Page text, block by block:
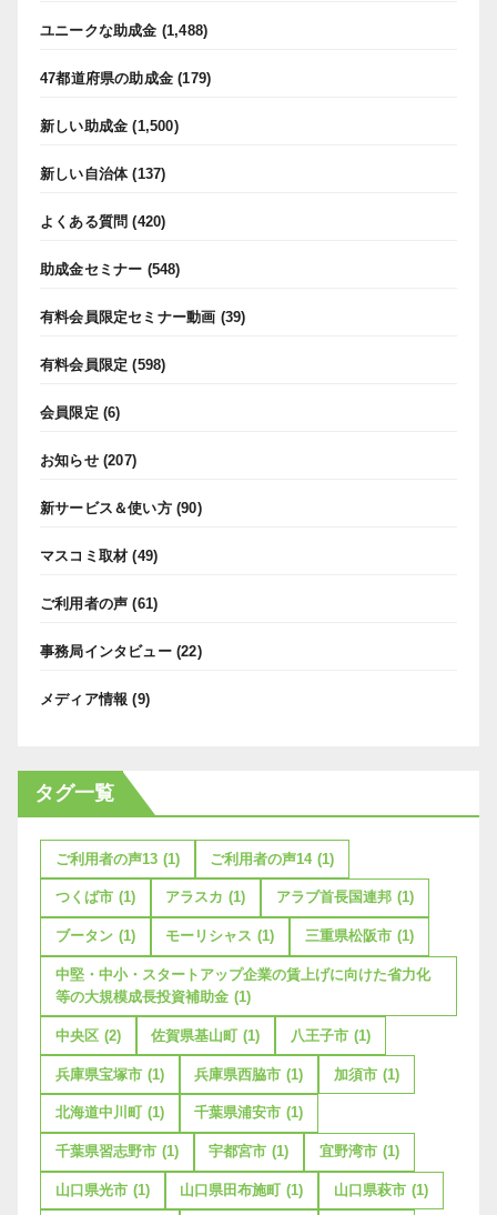
ユニークな助成金 (1,488)
47都道府県の助成金 (179)
新しい助成金 (1,500)
新しい自治体(137)
よくある質問 (420)
助成金セミナー (548)
有料会員限定セミナー動画 (39)
有料会員限定 (598)
会員限定 (6)
お知らせ(207)
新サービス＆使い方(90)
マスコミ取材 (49)
ご利用者の声 (61)
事務局インタビュー(22)
メディア情報 (9)
タグ一覧
ご利用者の声13 (1) ご利用者の声14 (1)
つくば市 (1) アラスカ (1) アラブ首長国連邦 (1)
ブータン (1) モーリシャス (1) 三重県松阪市 (1)
中堅・中小・スタートアップ企業の賃上げに向けた省力化
等の大規模成長投資補助金 (1)
中央区 (2) 佐賀県基山町 (1) 八王子市 (1)
兵庫県宝塚市 (1) 兵庫県西脇市 (1) 加須市 (1)
北海道中川町 (1) 千葉県浦安市 (1)
千葉県習志野市 (1) 宇都宮市 (1) 宜野湾市 (1)
山口県光市 (1) 山口県田布施町 (1) 山口県萩市 (1)